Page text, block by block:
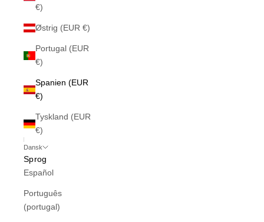
€)
Østrig (EUR €)
Portugal (EUR
€)
Spanien (EUR
€)
Tyskland (EUR
€)
Dansk
Sprog
Español
Português
(portugal)